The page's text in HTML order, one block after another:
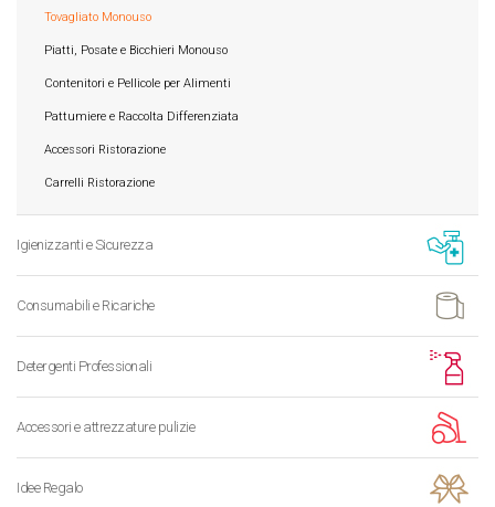
Tovagliato Monouso
Piatti, Posate e Bicchieri Monouso
Contenitori e Pellicole per Alimenti
Pattumiere e Raccolta Differenziata
Accessori Ristorazione
Carrelli Ristorazione
Igienizzanti e Sicurezza
Consumabili e Ricariche
Detergenti Professionali
Accessori e attrezzature pulizie
Idee Regalo